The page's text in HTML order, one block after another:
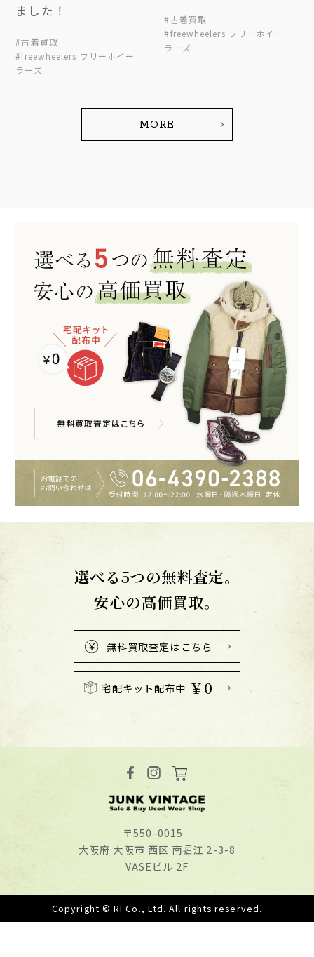
ました！
#古着買取
#freewheelers フリーホイー
ラーズ
#古着買取
#freewheelers フリーホイー
ラーズ
MORE
選べる5つの無料査定。
安心の高価買取。
無料買取査定はこちら
宅配キット配布中 ￥0
〒550-0015
⼤阪府 ⼤阪市 ⻄区 南堀江 2-3-8
VASEビル 2F
Copyright © RI Co., Ltd. All rights reserved.